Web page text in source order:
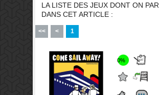
LA LISTE DES JEUX DONT ON
DANS CET ARTICLE :
<< < 1
0%